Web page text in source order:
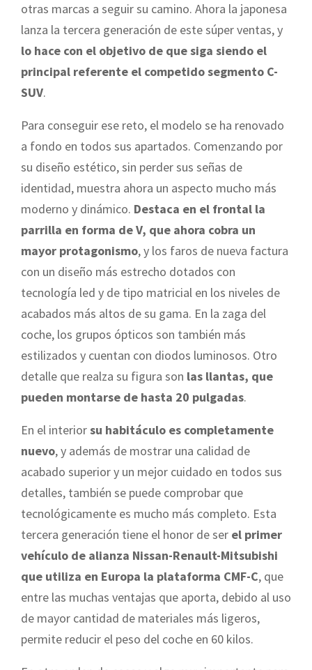
otras marcas a seguir su camino. Ahora la japonesa
lanza la tercera generación de este súper ventas, y
lo hace con el objetivo de que siga siendo el
principal referente el competido segmento C-
SUV.
Para conseguir ese reto, el modelo se ha renovado
a fondo en todos sus apartados. Comenzando por
su diseño estético, sin perder sus señas de
identidad, muestra ahora un aspecto mucho más
moderno y dinámico. Destaca en el frontal la
parrilla en forma de V, que ahora cobra un
mayor protagonismo, y los faros de nueva factura
con un diseño más estrecho dotados con
tecnología led y de tipo matricial en los niveles de
acabados más altos de su gama. En la zaga del
coche, los grupos ópticos son también más
estilizados y cuentan con diodos luminosos. Otro
detalle que realza su figura son las llantas, que
pueden montarse de hasta 20 pulgadas.
En el interiorsu habitáculo es completamente
nuevo, y además de mostrar una calidad de
acabado superior y un mejor cuidado en todos sus
detalles, también se puede comprobar que
tecnológicamente es mucho más completo. Esta
tercera generación tiene el honor de ser el primer
vehículo de alianza Nissan-Renault-Mitsubishi
que utiliza en Europa la plataforma CMF-C, que
entre las muchas ventajas que aporta, debido al uso
de mayor cantidad de materiales más ligeros,
permite reducir el peso del coche en 60 kilos.